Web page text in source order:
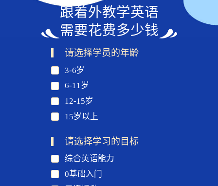
跟着外教学英语
需要花费多少钱
请选择学员的年龄
3-6岁
6-11岁
12-15岁
15岁以上
请选择学习的目标
综合英语能力
0基础入门